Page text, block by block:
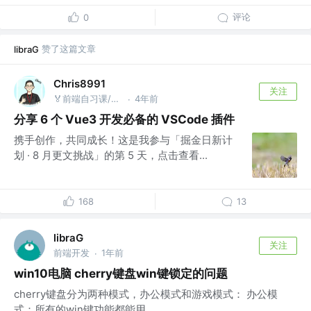
0 评论
libraG 赞了这篇文章
Chris8991
🏅前端自习课/AI工具派 @前端架构+AI应用开发 · 4年前
关注
分享 6 个 Vue3 开发必备的 VSCode 插件
携手创作，共同成长！这是我参与「掘金日新计
划 · 8 月更文挑战」的第 5 天，点击查看...
168 13
libraG
前端开发 · 1年前
关注
win10电脑 cherry键盘win键锁定的问题
cherry键盘分为两种模式，办公模式和游戏模式： 办公模